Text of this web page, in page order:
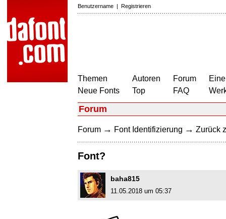
Benutzername | Registrieren
Themen
Neue Fonts
Autoren
Top
Forum
FAQ
Forum
Forum → Font Identifizierung → Zurück
Font?
baha815
11.05.2018 um 05:37